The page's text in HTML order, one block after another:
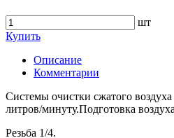
шт
Купить
Описание
Комментарии
Системы очистки сжатого
литров/минуту.Подготовка
Резьба 1/4.